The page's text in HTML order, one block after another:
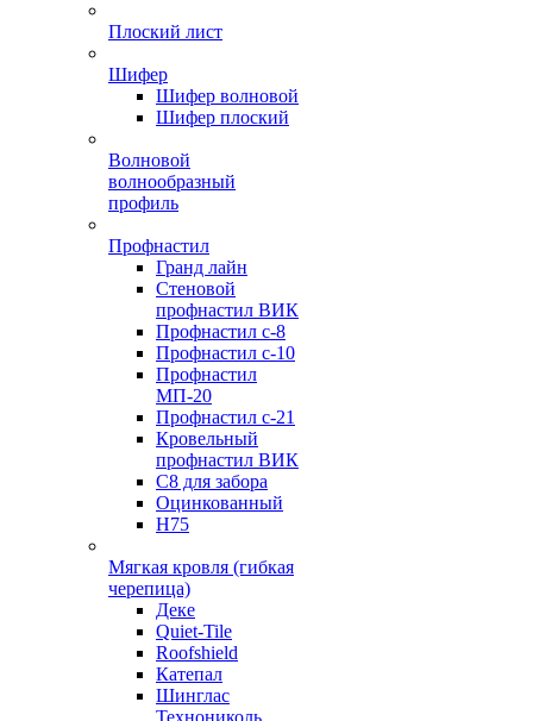
Плоский лист
Шифер
Шифер волновой
Шифер плоский
Волновой
волнообразный
профиль
Профнастил
Гранд лайн
Стеновой
профнастил ВИК
Профнастил с-8
Профнастил с-10
Профнастил
МП-20
Профнастил с-21
Кровельный
профнастил ВИК
С8 для забора
Оцинкованный
Н75
Мягкая кровля (гибкая
черепица)
Деке
Quiet-Tile
Roofshield
Катепал
Шинглас
Технониколь